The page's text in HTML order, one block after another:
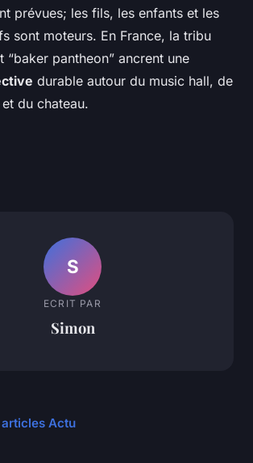
prévues; les fils, les enfants et les
sont moteurs. En France, la tribu
“baker pantheon” ancrent une
durable autour du music hall, de
du chateau.
S
ECRIT PAR
Simon
Actu